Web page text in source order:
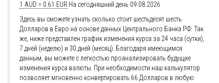
1 AUD = 0.61 EUR На сегодняшний день 09.08.2026
Здесь вы сможете узнать сколько стоит шестьдесят шесть
Долларов в Евро на основе данных Центрального Банка РФ. Так
же, ниже представлен график изменения курса за 24 часа (сутки),
7 дней (неделю) и 30 дней (месяц). Благодаря имеющимся
данным, вы можете с легкостью проанализировать будущие
изменения курса валюты. При необходимости наш калькулятор
позволяет мгновенно конвертировать 66 Долларов в любую